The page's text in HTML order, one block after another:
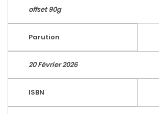
offset 90g
Parution
20 Février 2026
ISBN